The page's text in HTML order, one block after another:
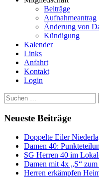
Beiträge
Aufnahmeantrag
Änderung von
Kündigung
Kalender
Links
Anfahrt
Kontakt
Login
Suchen
nach:
Neueste Beiträge
Doppelte Eiler
Damen 40:
SG Herren 40 im
Damen mit 4x „S“ zum
Herren erkämpfen